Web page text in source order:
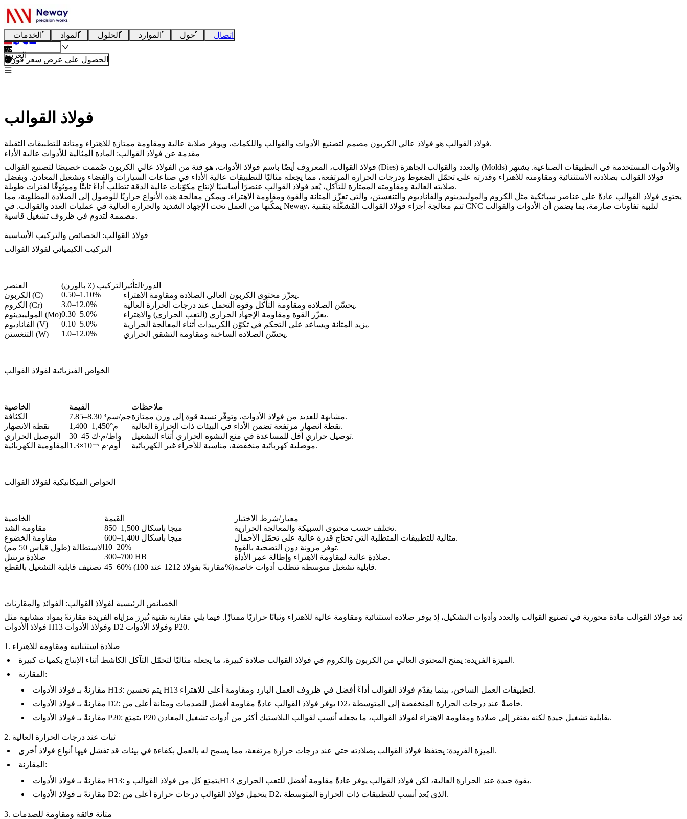
الخدمات المواد الحلول الموارد حول اتصال
العربية
الحصول على عرض سعر فوري
فولاذ القوالب
فولاذ القوالب هو فولاذ عالي الكربون مصمم لتصنيع الأدوات والقوالب واللكمات، ويوفر صلابة عالية ومقاومة ممتازة للاهتراء ومتانة للتطبيقات الثقيلة.
مقدمة عن فولاذ القوالب: المادة المثالية للأدوات عالية الأداء
فولاذ القوالب، المعروف أيضًا باسم فولاذ الأدوات، هو فئة من الفولاذ عالي الكربون صُممت خصيصًا لتصنيع القوالب (Dies) والعدد والقوالب الجاهزة (Molds) والأدوات المستخدمة في التطبيقات الصناعية. يشتهر
فولاذ القوالب بصلادته الاستثنائية ومقاومته للاهتراء وقدرته على تحمّل الضغوط ودرجات الحرارة المرتفعة، مما يجعله مثاليًا للتطبيقات عالية الأداء في صناعات السيارات والفضاء وتشغيل المعادن. وبفضل
صلابته العالية ومقاومته الممتازة للتآكل، يُعد فولاذ القوالب عنصرًا أساسيًا لإنتاج مكوّنات عالية الدقة تتطلب أداءً ثابتًا وموثوقًا لفترات طويلة.
يحتوي فولاذ القوالب عادةً على عناصر سبائكية مثل الكروم والموليبدينوم والفاناديوم والتنغستن، والتي تعزّز المتانة والقوة ومقاومة الاهتراء. ويمكن معالجة هذه الأنواع حراريًا للوصول إلى الصلادة المطلوبة، مما
يمكّنها من العمل تحت الإجهاد الشديد والحرارة العالية في عمليات العدد والقوالب. في Neway، تتم معالجة أجزاء فولاذ القوالب المُشغَّلة بتقنية CNC
مصممة لتدوم في ظروف تشغيل قاسية.
فولاذ القوالب: الخصائص والتركيب الأساسية
التركيب الكيميائي لفولاذ القوالب
العنصر التركيب (٪ بالوزن) الدور/التأثير
الكربون (C)
0.50–1.10%
يعزّز محتوى الكربون العالي الصلادة ومقاومة الاهتراء.
الكروم (Cr)
3.0–12.0%
يحسّن الصلادة ومقاومة التآكل وقوة التحمل عند درجات الحرارة العالية.
الموليبدينوم (Mo)0.30–5.0%
يعزّز القوة ومقاومة الإجهاد الحراري (التعب الحراري) والاهتراء.
الفاناديوم (V)
0.10–5.0%
يزيد المتانة ويساعد على التحكم في تكوّن الكربيدات أثناء المعالجة الحرارية.
التنغستن (W)
1.0–12.0% يحسّن الصلادة الساخنة ومقاومة التشقق الحراري.
الخواص الفيزيائية لفولاذ القوالب
الخاصية القيمة
ملاحظات
الكثافة
7.85–8.30 جم/سم³
مشابهة للعديد من فولاذ الأدوات، وتوفّر نسبة قوة إلى وزن ممتازة.
نقطة الانصهار
1,400–1,450°م
نقطة انصهار مرتفعة تضمن الأداء في البيئات ذات الحرارة العالية.
التوصيل الحراري
30–45 واط/م·ك
توصيل حراري أقل للمساعدة في منع التشوه الحراري أثناء التشغيل.
المقاومية الكهربائية
1.3×10⁻⁶ أوم·م موصلية كهربائية منخفضة، مناسبة للأجزاء غير الكهربائية.
الخواص الميكانيكية لفولاذ القوالب
الخاصية القيمة
معيار/شرط الاختبار
مقاومة الشد
850–1,500 ميجا باسكال
تختلف حسب محتوى السبيكة والمعالجة الحرارية.
مقاومة الخضوع
600–1,400 ميجا باسكال
مثالية للتطبيقات المتطلبة التي تحتاج قدرة عالية على تحمّل الأحمال.
الاستطالة (طول قياس 50 مم) 10–20%
توفر مرونة دون التضحية بالقوة.
صلادة برينيل
300–700 HB
صلادة عالية لمقاومة الاهتراء وإطالة عمر الأداة.
تصنيف قابلية التشغيل بالقطع
45–60% (مقارنةً بفولاذ 1212 عند 100%) قابلية تشغيل متوسطة تتطلب أدوات خاصة.
الخصائص الرئيسية لفولاذ القوالب: الفوائد والمقارنات
يُعد فولاذ القوالب مادة محورية في تصنيع القوالب والعدد وأدوات التشكيل، إذ يوفر صلادة استثنائية ومقاومة عالية للاهتراء وثباتًا حراريًا ممتازًا. فيما يلي مقارنة تقنية تُبرز مزاياه الفريدة مقارنةً بمواد مشابهة مثل
فولاذ الأدوات H13
و فولاذ الأدوات D2 و فولاذ الأدوات P20.
1. صلادة استثنائية ومقاومة للاهتراء
الميزة الفريدة : يمنح المحتوى العالي من الكربون والكروم في فولاذ القوالب صلادة كبيرة، ما يجعله مثاليًا لتحمّل التآكل الكاشط أثناء الإنتاج بكميات كبيرة.
المقارنة :
مقارنةً بـ فولاذ الأدوات H13
: يتم تحسين H13 لتطبيقات العمل الساخن، بينما يقدّم فولاذ القوالب أداءً أفضل في ظروف العمل البارد ومقاومة أعلى للاهتراء.
مقارنةً بـ فولاذ الأدوات D2
: يوفر فولاذ القوالب عادةً مقاومة أفضل للصدمات ومتانة أعلى من D2، خاصةً عند درجات الحرارة المنخفضة إلى المتوسطة.
مقارنةً بـ فولاذ الأدوات P20 : يتمتع P20 بقابلية تشغيل جيدة لكنه يفتقر إلى صلادة ومقاومة الاهتراء لفولاذ القوالب، ما يجعله أنسب لقوالب البلاستيك أكثر من أدوات تشغيل المعادن.
2. ثبات عند درجات الحرارة العالية
الميزة الفريدة : يحتفظ فولاذ القوالب بصلادته حتى عند درجات حرارة مرتفعة، مما يسمح له بالعمل بكفاءة في بيئات قد تفشل فيها أنواع فولاذ أخرى.
المقارنة :
مقارنةً بـ فولاذ الأدوات H13
: يتمتع كل من فولاذ القوالب وH13 بقوة جيدة عند الحرارة العالية، لكن فولاذ القوالب يوفر عادةً مقاومة أفضل للتعب الحراري.
مقارنةً بـ فولاذ الأدوات D2 : يتحمل فولاذ القوالب درجات حرارة أعلى من D2، الذي يُعد أنسب للتطبيقات ذات الحرارة المتوسطة.
3. متانة فائقة ومقاومة للصدمات